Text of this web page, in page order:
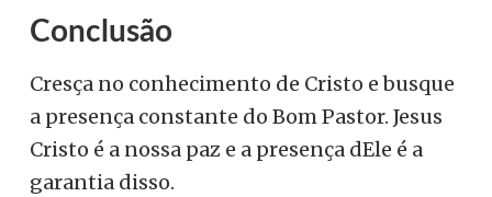
Conclusão
Cresça no conhecimento de Cristo e busque
a presença constante do Bom Pastor. Jesus
Cristo é a nossa paz e a presença dEle é a
garantia disso.